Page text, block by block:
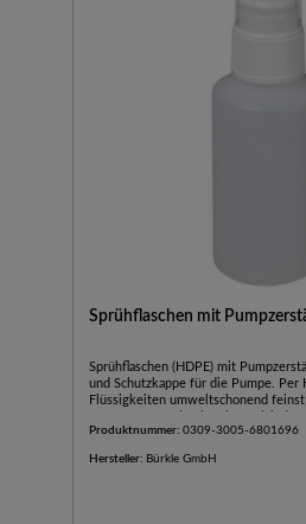
Sprühflaschen mit
Sprühflaschen (HDPE) mit
und Schutzkappe für die Pumpe. Per
Flüssigkeiten umweltschonend
Die Schutzkappe verhindert
Produktnummer: 0309-3005-6801696
Hersteller: Bürkle GmbH